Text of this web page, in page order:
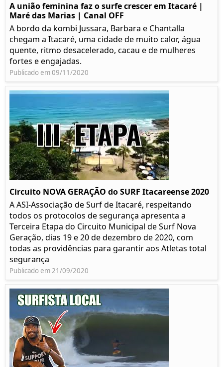
A união feminina faz o surfe crescer em Itacaré |
Maré das Marias | Canal OFF
A bordo da kombi Jussara, Barbara e Chantalla
chegam a Itacaré, uma cidade de muito calor, água
quente, ritmo desacelerado, cacau e de mulheres
fortes e engajadas.
Publicado em 09/11/2020
Circuito NOVA GERAÇÃO do SURF Itacareense 2020
A ASI-Associação de Surf de Itacaré, respeitando
todos os protocolos de segurança apresenta a
Terceira Etapa do Circuito Municipal de Surf Nova
Geração, dias 19 e 20 de dezembro de 2020, com
todas as providências para garantir aos Atletas total
segurança
Publicado em 21/09/2020